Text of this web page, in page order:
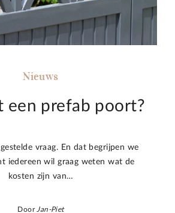
Nieuws
een prefab poort?
vraag. En dat begrijpen we
iedereen wil graag weten wat de
kosten zijn van…
Door Jan-Piet